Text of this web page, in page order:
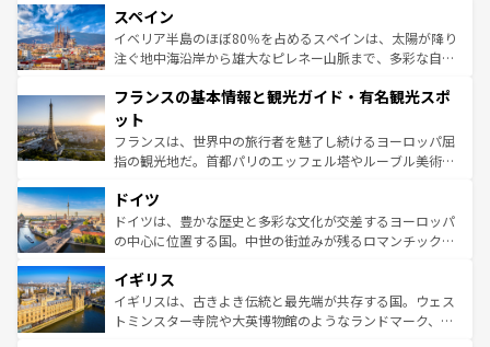
ろん、トスカーナの美しい田園風景やアマルフィ海岸の絶
景など、自然景観も見逃せない。観光の合間には、本場の
ピザやパスタなど、絶品のイタリア料理を堪能することも
ませてくれるイタリアで、忘れられない旅をしてみよう！
なお、新着のイタリア情報は
しい。
スペイン
イベリア半島のほぼ80％を占めるスペインは、太陽が降り
注ぐ地中海沿岸から雄大なピレネー山脈まで、多彩な自然
文化が根付くこの国では、情熱的なフラメンコ、熱気あふ
れる闘牛、そして美味しいタパスが生活の一部となってい
る。首都マドリードの洗練された雰囲気や、バルセロナの
アートに溢れた街角から、地方では古代ローマ遺跡や中世
せる。地方によって風土や気候が異なるスペインはその個
性で訪れる人を魅了する。 なお、新着のスペイン情報は コ
ンテンツ一覧を参照してほしい。
フランスの基本情報と観光ガイド・有名観光スポ
ット
フランスは、世界中の旅行者を魅了し続けるヨーロッパ屈
指の観光地だ。首都パリのエッフェル塔やルーブル美術館
で、幅広い魅力が詰まっている。華麗な宮殿、歴史的な大
聖堂、美しいビーチ、そして豊かな自然が、訪れる者を心
から魅了する。また、フランスは美食の国としても知ら
いる。シャンパンの発祥地であるランス、プロヴァンスの
香り高いラベンダー畑など、多彩な楽しみ方が可能だ。さ
らに、パリ以外の地域にも魅力が溢れており、どの街角に
ドイツ
ドイツは、豊かな歴史と多彩な文化が交差するヨーロッパ
の中心に位置する国。中世の街並みが残るロマンチック街
顔を持つこの国は、どこを歩いても飽きることがない。ベ
ルリンの文化的活気、バイエルン州のアルプスの絶景、そ
してライン川沿いのワイン畑といった風景は必見。ビール
イギリス
イギリスは、古きよき伝統と最先端が共存する国。ウェス
トミンスター寺院や大英博物館のようなランドマーク、歴